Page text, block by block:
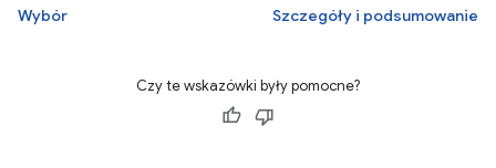
Wybór
Szczegóły i podsumowanie
Czy te wskazówki były pomocne?